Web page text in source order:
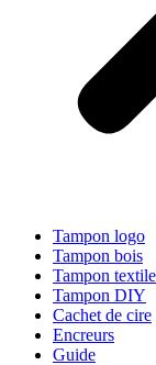
Tampon logo
Tampon bois
Tampon textile
Tampon DIY
Cachet de cire
Encreurs
Guide